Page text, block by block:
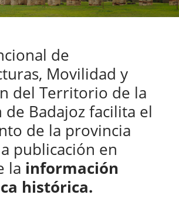
de
Movilidad y
del Territorio de la
Badajoz facilita el
de la provincia
publicación en
la información
histórica.